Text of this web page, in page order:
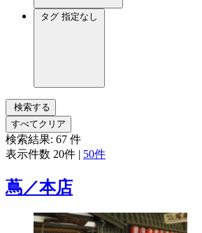
タグ 指定なし
検索する
すべてクリア
検索結果: 67 件
表示件数 20件 | 50件
蔦／本店